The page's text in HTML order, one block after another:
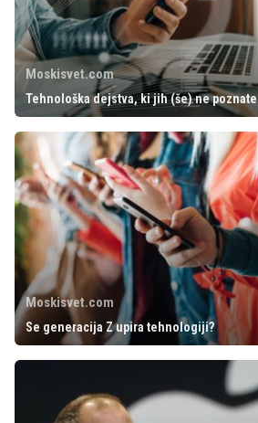
Moskisvet.com
Tehnološka dejstva, ki jih (še) ne poznate
Moskisvet.com
Se generacija Z upira tehnologiji?